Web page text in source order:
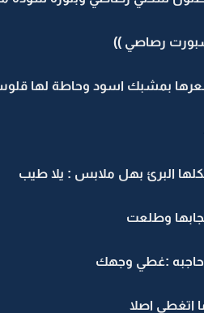
بمشبك اسود وحاطة لها
البرئ بهل ملابس : يلا طيب
وطلعت
:غطي وجهك
اتغطى اصلا